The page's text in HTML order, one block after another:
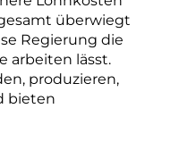
überwiegt
Regierung die
arbeiten lässt.
produzieren,
bieten